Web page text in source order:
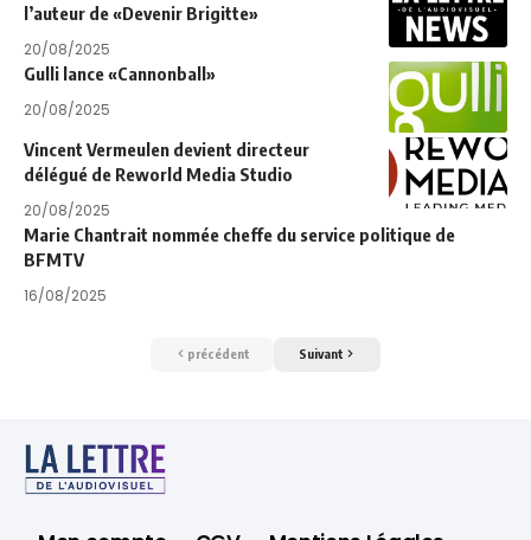
l’auteur de «Devenir Brigitte»
20/08/2025
Gulli lance «Cannonball»
20/08/2025
Vincent Vermeulen devient directeur
délégué de Reworld Media Studio
20/08/2025
Marie Chantrait nommée cheffe du service politique de
BFMTV
16/08/2025
précédent Suivant